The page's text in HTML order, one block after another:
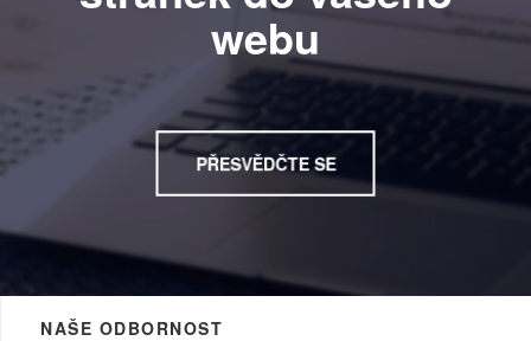
webu
PŘESVĚDČTE SE
NAŠE ODBORNOST